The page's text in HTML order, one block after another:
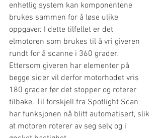
enhetlig system kan komponentene
brukes sammen for å løse ulike
oppgaver. I dette tilfellet er det
elmotoren som brukes til å vri giveren
rundt for å scanne i 360 grader.
Ettersom giveren har elementer på
begge sider vil derfor motorhodet vris
180 grader før det stopper og roterer
tilbake. Til forskjell fra Spotlight Scan
har funksjonen nå blitt automatisert, slik
at motoren roterer av seg selv, og i